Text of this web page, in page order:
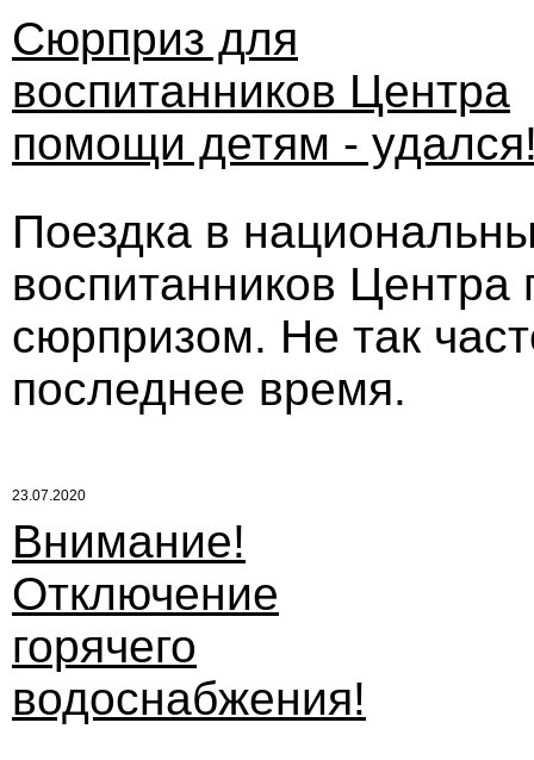
Сюрприз для
воспитанников Центра
помощи детям -
Поездка в
воспитанников
сюрпризом. Не так
последнее время.
23.07.2020
Внимание!
Отключение
горячего
водоснабжения!